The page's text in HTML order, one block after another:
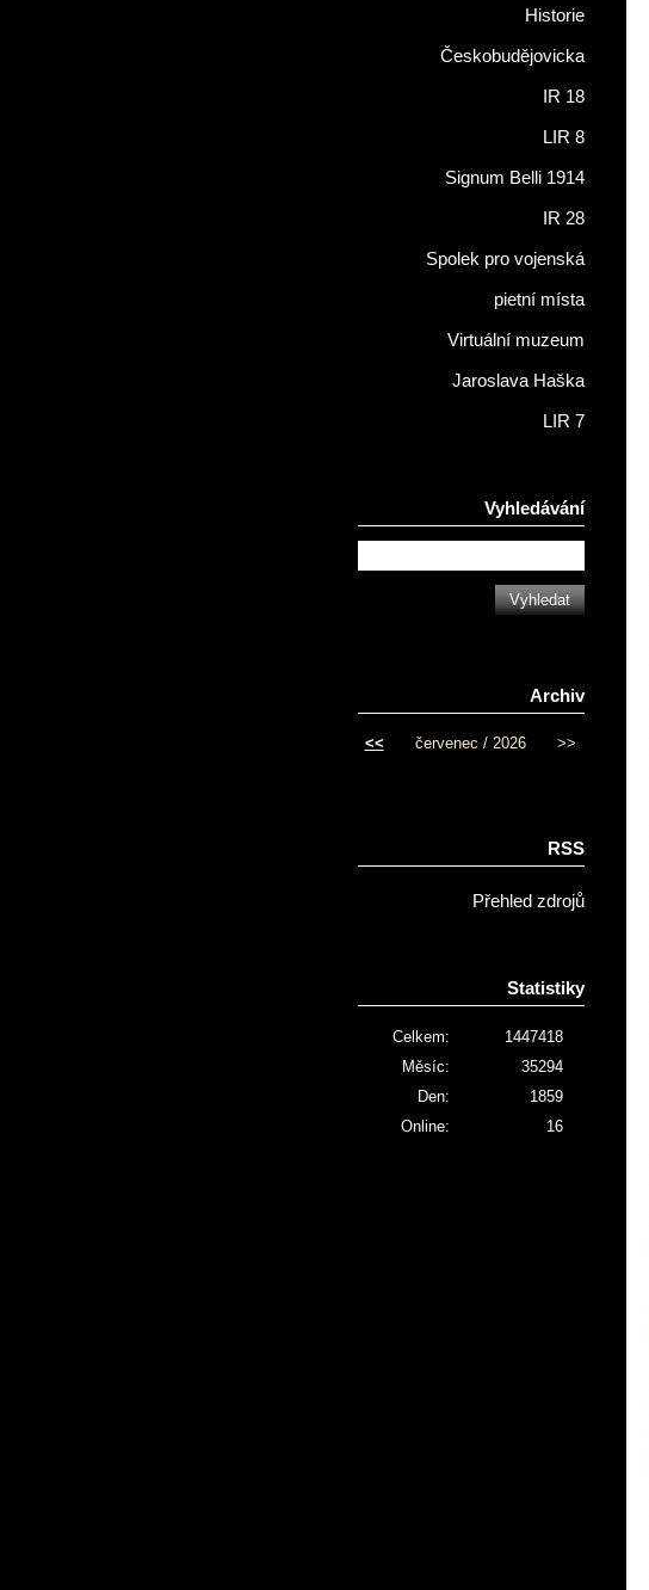
Historie
Českobudějovicka
IR 18
LIR 8
Signum Belli 1914
IR 28
Spolek pro vojenská
pietní místa
Virtuální muzeum
Jaroslava Haška
LIR 7
Vyhledávání
Archiv
<< červenec / 2026 >>
RSS
Přehled zdrojů
Statistiky
Online: 16
Celkem:
1447418
Měsíc:
35294
Den:
1859